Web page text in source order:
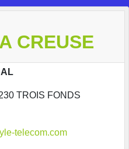
CREUSE
TROIS FONDS
telecom.com